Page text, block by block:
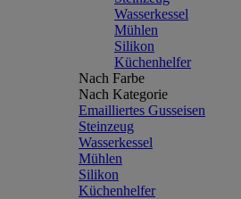
Wasserkessel
Mühlen
Silikon
Küchenhelfer
Nach Farbe
Nach Kategorie
Emailliertes Gusseisen
Steinzeug
Wasserkessel
Mühlen
Silikon
Küchenhelfer